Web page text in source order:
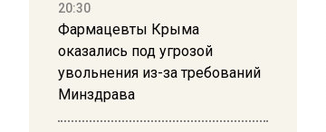
20:30
Фармацевты Крыма
оказались под угрозой
увольнения из-за требований
Минздрава